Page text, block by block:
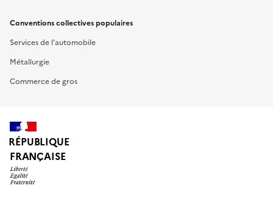
Conventions collectives populaires
Services de l'automobile
Métallurgie
Commerce de gros
RÉPUBLIQUE
FRANÇAISE